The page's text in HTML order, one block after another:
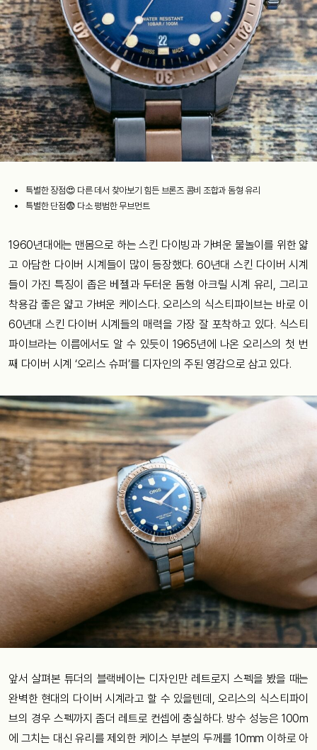
특별한 장점😍 다른 데서 찾아보기 힘든 브론즈 콤비 조합과 돔형 유리
특별한 단점😨 다소 평범한 무브먼트
1960년대에는 맨몸으로 하는 스킨 다이빙과 가벼운 물놀이를 위한 얇
고 아담한 다이버 시계들이 많이 등장했다. 60년대 스킨 다이버 시계
들이 가진 특징이 좁은 베젤과 두터운 돔형 아크릴 시계 유리, 그리고
착용감 좋은 얇고 가벼운 케이스다. 오리스의 식스티파이브는 바로 이
60년대 스킨 다이버 시계들의 매력을 가장 잘 포착하고 있다. 식스티
파이브라는 이름에서도 알 수 있듯이 1965년에 나온 오리스의 첫 번
째 다이버 시계 ‘오리스 슈퍼’를 디자인의 주된 영감으로 삼고 있다.
앞서 살펴본 튜더의 블랙베이는 디자인만 레트로지 스펙을 봤을 때는
완벽한 현대의 다이버 시계라고 할 수 있을텐데, 오리스의 식스티파이
브의 경우 스펙까지 좀더 레트로 컨셉에 충실하다. 방수 성능은 100m
에 그치는 대신 유리를 제외한 케이스 부분의 두께를 10mm 이하로 아